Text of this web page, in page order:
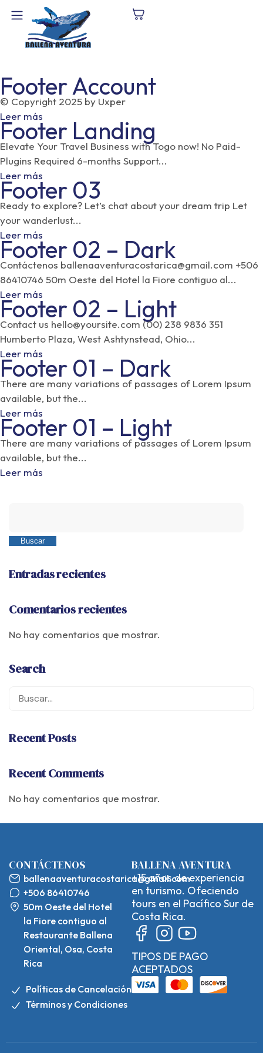
Footer Account
© Copyright 2025 by Uxper
Leer más
Footer Landing
Elevate Your Travel Business with Togo now!​ No Paid-
Plugins Required 6-months Support...
Leer más
Footer 03
Ready to explore? Let’s chat about your dream trip Let
your wanderlust...
Leer más
Footer 02 – Dark
Contáctenos ballenaaventuracostarica@gmail.com +506
86410746 50m Oeste del Hotel la Fiore contiguo al...
Leer más
Footer 02 – Light
Contact us hello@yoursite.com (00) 238 9836 351
Humberto Plaza, West Ashtynstead, Ohio...
Leer más
Footer 01 – Dark
There are many variations of passages of Lorem Ipsum
available, but the...
Leer más
Footer 01 – Light
There are many variations of passages of Lorem Ipsum
available, but the...
Leer más
Buscar
Entradas recientes
Comentarios recientes
No hay comentarios que mostrar.
Search
Recent Posts
Recent Comments
No hay comentarios que mostrar.
CONTÁCTENOS
ballenaaventuracostarica@gmail.com
+506 86410746
50m Oeste del Hotel
la Fiore contiguo al
Restaurante Ballena
Oriental, Osa, Costa
Rica
Políticas de Cancelación
Términos y Condiciones
BALLENA AVENTURA
+15 años de experiencia
en turismo. Ofeciendo
tours en el Pacífico Sur de
Costa Rica.
TIPOS DE PAGO
ACEPTADOS